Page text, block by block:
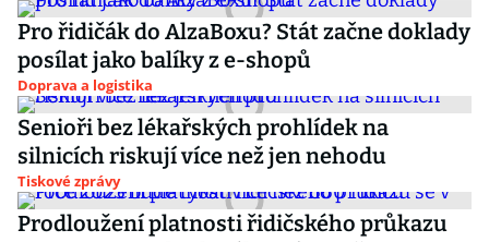
Pro řidičák do AlzaBoxu? Stát začne doklady
posílat jako balíky z e-shopů
Doprava a logistika
Senioři bez lékařských prohlídek na
silnicích riskují více než jen nehodu
Tiskové zprávy
Prodloužení platnosti řidičského průkazu